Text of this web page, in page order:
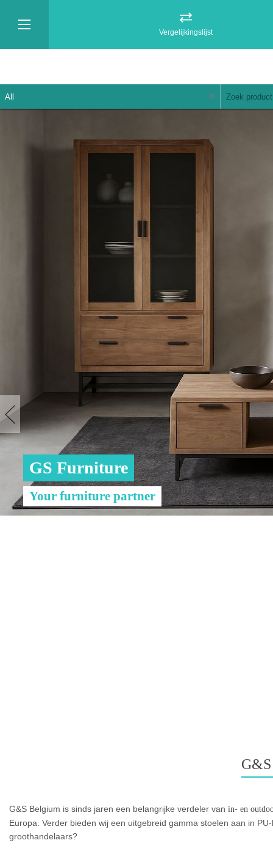
Vergelijkingslijst
GS Furniture
Your furniture partner
G&S Belgium is sinds jaren een belangrijke verdeler van in- en
Europa. Verder bieden wij een uitgebreid gamma stoelen aan in
groothandelaars?